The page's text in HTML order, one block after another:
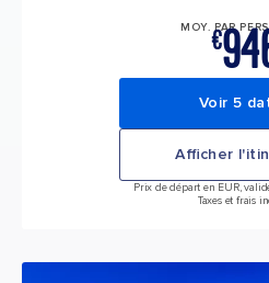
MOY. PAR
€
Voir 5
Afficher
Prix de départ en EUR,
Taxes et frais